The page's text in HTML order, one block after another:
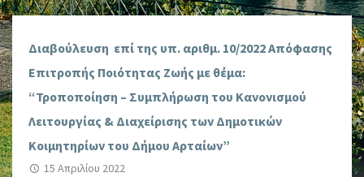
Διαβούλευση επί της υπ. αριθμ. 10/2022 Απόφασης
Επιτροπής Ποιότητας Ζωής με θέμα:
“Τροποποίηση – Συμπλήρωση του Κανονισμού
Λειτουργίας & Διαχείρισης των Δημοτικών
Κοιμητηρίων του Δήμου Αρταίων”
15 Απριλίου 2022